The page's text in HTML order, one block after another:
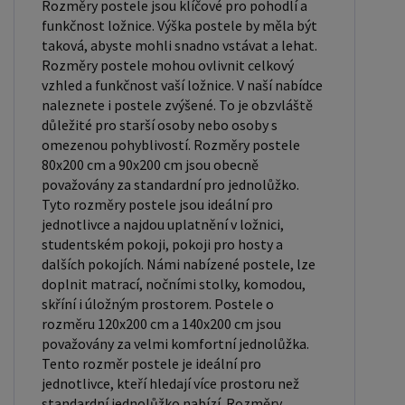
měkké, středně tvrdé (H2, H3), tvrdé nebo velmi
tvrdé (H4). Tvrdost matrace je důležitý faktor,
který ovlivňuje pohodlí a podporu, kterou matrace
poskytuje. Při výběru matrace je důležité zvážit
několik faktorů, včetně vaší preferované polohy
spánku, vaší tělesné hmotnosti a jakékoliv
zdravotní problémy, které můžete mít. Laťkový
rošt ZDARMA: Laťkový rošt je ideální volbou pro ty,
kteří hledají kvalitní, pohodlný a cenově dostupný
podklad pod matraci. Laťkový rošt se skládá z
dřevěných lišt, které jsou spojeny textilií. Rošt
poskytuje dobrou podporu těla, cirkulaci vzduchu a
odvádění vlhkosti. Rošt postele je tvořen 12
příčkami, které jsou spojeny textilií, příčky roštu
jsou z masivu borovice. Mezery mezi příčkami jsou
cca 11 cm. Zpracování - lakovaná postel: Lakované
Rozměry postele jsou klíčové pro pohodlí a
funkčnost ložnice. Výška postele by měla být
taková, abyste mohli snadno vstávat a lehat.
Rozměry postele mohou ovlivnit celkový
vzhled a funkčnost vaší ložnice. V naší nabídce
naleznete i postele zvýšené. To je obzvláště
důležité pro starší osoby nebo osoby s
omezenou pohyblivostí. Rozměry postele
80x200 cm a 90x200 cm jsou obecně
považovány za standardní pro jednolůžko.
Tyto rozměry postele jsou ideální pro
jednotlivce a najdou uplatnění v ložnici,
studentském pokoji, pokoji pro hosty a
dalších pokojích. Námi nabízené postele, lze
doplnit matrací, nočními stolky, komodou,
skříní i úložným prostorem. Postele o
rozměru 120x200 cm a 140x200 cm jsou
považovány za velmi komfortní jednolůžka.
Tento rozměr postele je ideální pro
jednotlivce, kteří hledají více prostoru než